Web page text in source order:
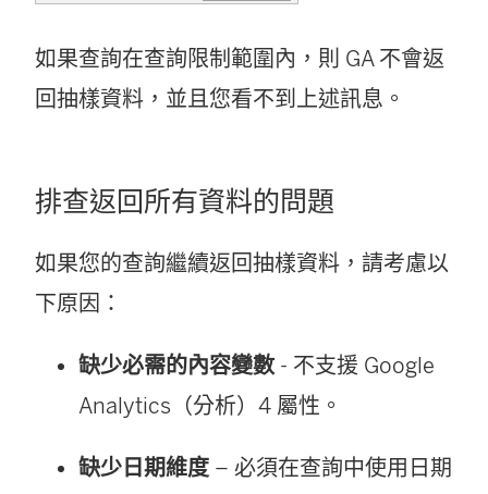
如果查詢在查詢限制範圍內，則 GA 不會返
回抽樣資料，並且您看不到上述訊息。
排查返回所有資料的問題
如果您的查詢繼續返回抽樣資料，請考慮以
下原因：
缺少必需的內容變數 - 不支援 Google
Analytics（分析）4 屬性。
缺少日期維度– 必須在查詢中使用日期